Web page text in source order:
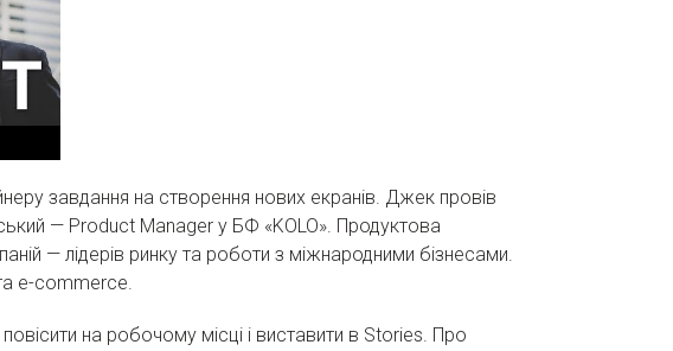
завдання на створення нових екранів. Джек провів
— Product Manager у БФ «KOLO». Продуктова
— лідерів ринку та роботи з міжнародними бізнесами.
e-commerce.
на робочому місці і виставити в Stories. Про